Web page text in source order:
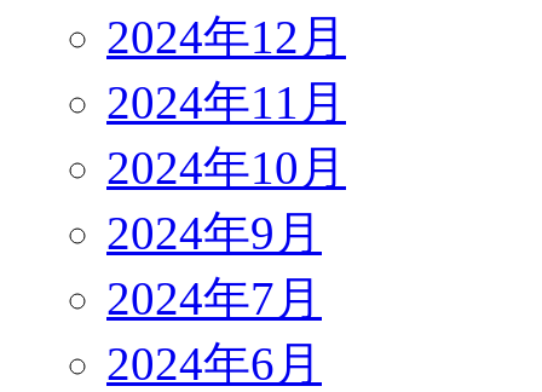
2024年12月
2024年11月
2024年10月
2024年9月
2024年7月
2024年6月